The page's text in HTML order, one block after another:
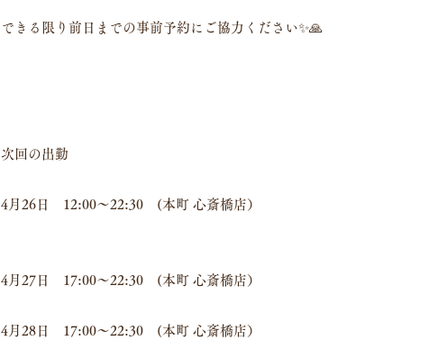
できる限り前日までの事前予約にご協力ください✨🙏
次回の出勤
4月26日　12:00～22:30　(本町 心斎橋店）
4月27日　17:00～22:30　(本町 心斎橋店）
4月28日　17:00～22:30　(本町 心斎橋店）